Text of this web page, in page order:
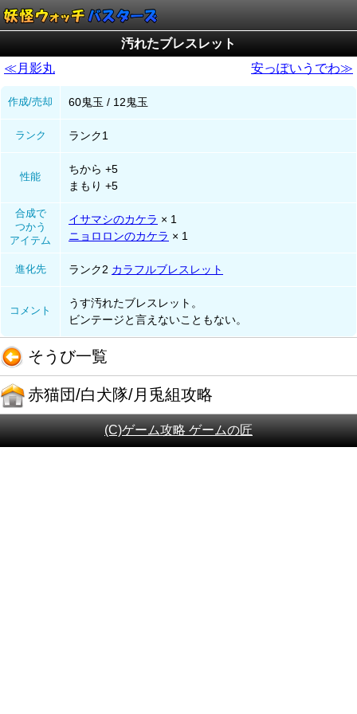
汚れたブレスレット
≪月影丸
安っぽいうでわ≫
作成/売却 60鬼玉 / 12鬼玉
ランク ランク1
性能
ちから +5
まもり +5
合成で
つかう
アイテム
イサマシのカケラ × 1
ニョロロンのカケラ × 1
進化先 ランク2 カラフルブレスレット
コメント
うす汚れたブレスレット。
ビンテージと言えないこともない。
そうび一覧
赤猫団/白犬隊/月兎組攻略
(C)ゲーム攻略 ゲームの匠